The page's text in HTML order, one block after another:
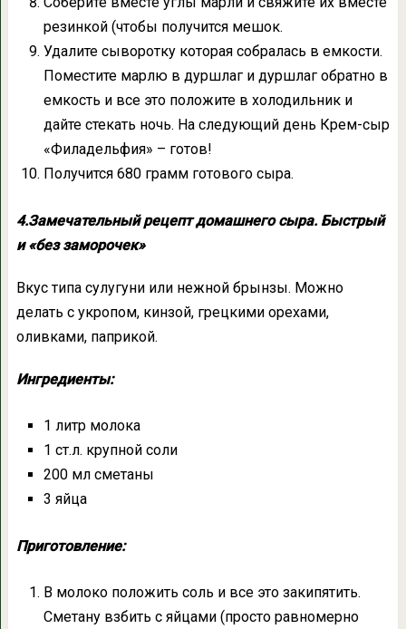
резинкой (чтобы получится мешок.
Удалите сыворотку которая собралась в емкости.
Поместите марлю в дуршлаг и дуршлаг обратно в
емкость и все это положите в холодильник и
дайте стекать ночь. На следующий день Крем-сыр
«Филадельфия» – готов!
Получится 680 грамм готового сыра.
4.Замечательный рецепт домашнего сыра. Быстрый
и «без заморочек»
Вкус типа сулугуни или нежной брынзы. Можно
делать с укропом, кинзой, грецкими орехами,
оливками, паприкой.
Ингредиенты:
1 литр молока
1 ст.л. крупной соли
200 мл сметаны
3 яйца
Приготовление:
В молоко положить соль и все это закипятить.
Сметану взбить с яйцами (просто равномерно